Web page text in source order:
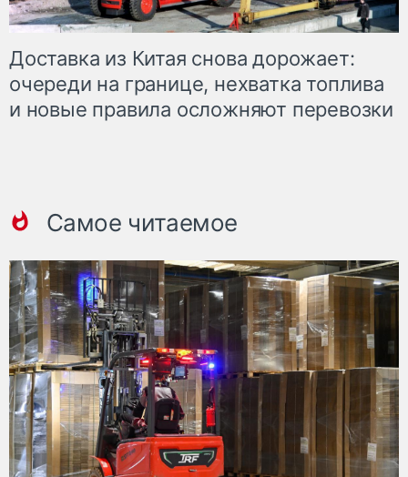
Доставка из Китая снова дорожает:
очереди на границе, нехватка топлива
и новые правила осложняют перевозки
Самое читаемое